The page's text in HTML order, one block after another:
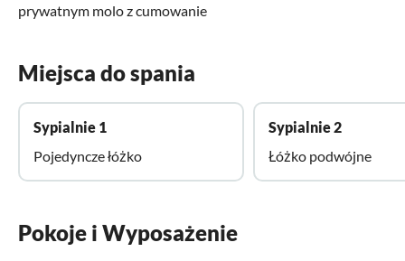
prywatnym molo z cumowanie
Miejsca do spania
Sypialnie 1
Pojedyncze łóżko
Sypialnie 2
Łóżko podwójne
Pokoje i Wyposażenie